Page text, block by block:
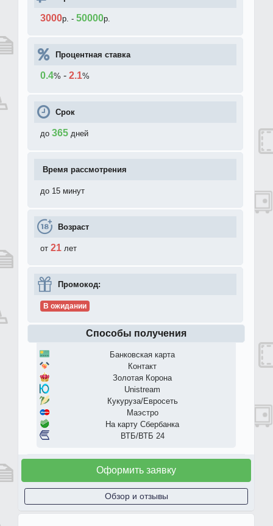
3000р. - 50000р.
Процентная ставка
0.4% - 2.1%
Срок
до 365 дней
Время рассмотрения
до 15 минут
Возраст
от 21 лет
Промокод:
В ожидании
Способы получения
Банковская карта
Контакт
Золотая Корона
Unistream
Кукуруза/Евросеть
Маэстро
На карту Сбербанка
ВТБ/ВТБ 24
Оформить заявку
Обзор и отзывы